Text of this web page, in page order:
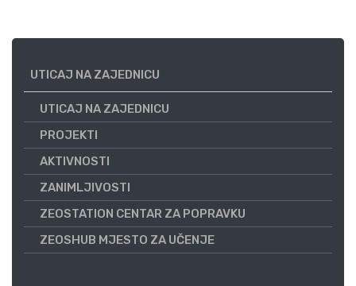
UTICAJ NA ZAJEDNICU
UTICAJ NA ZAJEDNICU
PROJEKTI
AKTIVNOSTI
ZANIMLJIVOSTI
ZEOSTATION CENTAR ZA POPRAVKU
ZEOSHUB MJESTO ZA UČENJE